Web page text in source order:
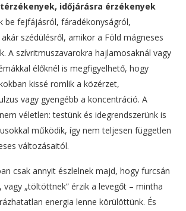
időjárásra érzékenyek
be fejfájásról, fáradékonyságról,
szédülésről, amikor a Föld mágneses
A szívritmuszavarokra hajlamosaknál vagy
élőknél is megfigyelhető, hogy
kissé romlik a közérzet,
vagy gyengébb a koncentráció. A
véletlen: testünk és idegrendszerünk is
működik, így nem teljesen független
változásaitól.
csak annyit észlelnek majd, hogy furcsán
vagy „töltöttnek” érzik a levegőt – mintha
energia lenne körülöttünk. És